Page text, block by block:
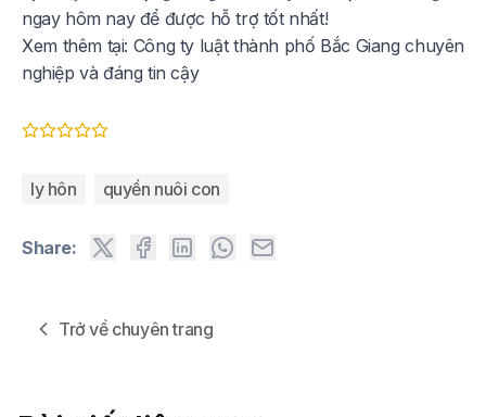
ngay hôm nay để được hỗ trợ tốt nhất!
Xem thêm tại: Công ty luật thành phố Bắc Giang chuyên
nghiệp và đáng tin cậy
ly hôn quyền nuôi con
Share:
Trở về chuyên trang